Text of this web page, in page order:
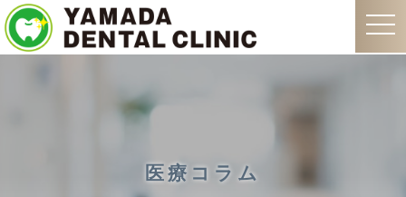
医療コラム
t
o